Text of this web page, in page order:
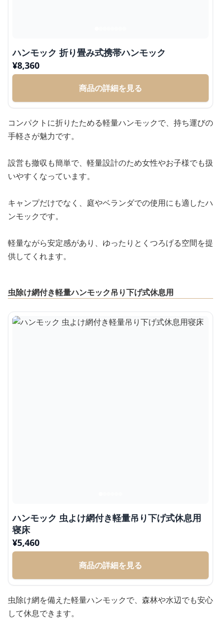
ハンモック 折り畳み式携帯ハンモック
¥8,360
商品の詳細を見る
コンパクトに折りたためる軽量ハンモックで、持ち運びの
手軽さが魅力です。
設営も撤収も簡単で、軽量設計のため女性やお子様でも扱
いやすくなっています。
キャンプだけでなく、庭やベランダでの使用にも適したハ
ンモックです。
軽量ながら安定感があり、ゆったりとくつろげる空間を提
供してくれます。
虫除け網付き軽量ハンモック吊り下げ式休息用
ハンモック 虫よけ網付き軽量吊り下げ式休息用
寝床
¥5,460
商品の詳細を見る
虫除け網を備えた軽量ハンモックで、森林や水辺でも安心
して休息できます。